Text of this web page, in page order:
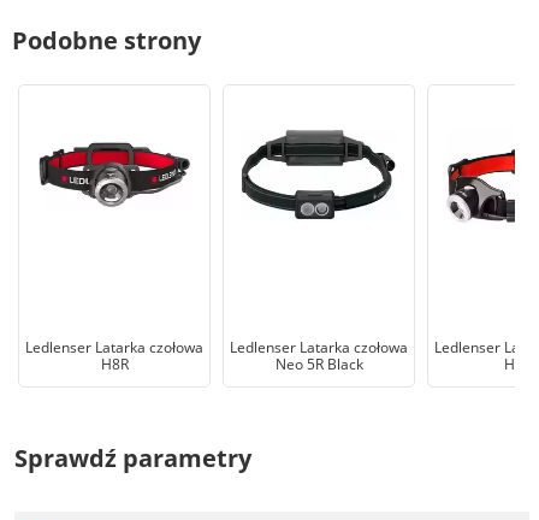
Podobne strony
Ledlenser Latarka czołowa
H8R
Ledlenser Latarka czołowa
Neo 5R Black
Ledlenser
Sprawdź parametry